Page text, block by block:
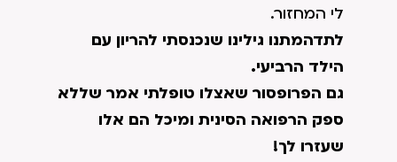
לי המחזור.
לתדהמתנו גילינו שנכנסתי להריון עם
הילד הרביעי.
גם הפרופסור שאצלו טופלתי אמר שללא
ספק הרפואה הסינית ומיכל הם אלו
שעזרו לך!